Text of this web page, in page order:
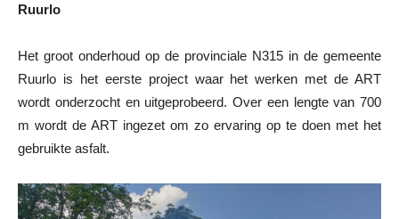
Ruurlo
Het groot onderhoud op de provinciale N315 in de gemeente
Ruurlo is het eerste project waar het werken met de ART
wordt onderzocht en uitgeprobeerd. Over een lengte van 700
m wordt de ART ingezet om zo ervaring op te doen met het
gebruikte asfalt.